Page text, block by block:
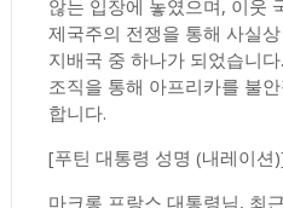
않는 입장에 놓였으며, 이웃
제국주의 전쟁을 통해 사실
지배국 중 하나가 되었습니
조직을 통해 아프리카를 불
합니다.
[푸틴 대통령 성명 (내레이션
마크롱 프랑스 대통령님, 최